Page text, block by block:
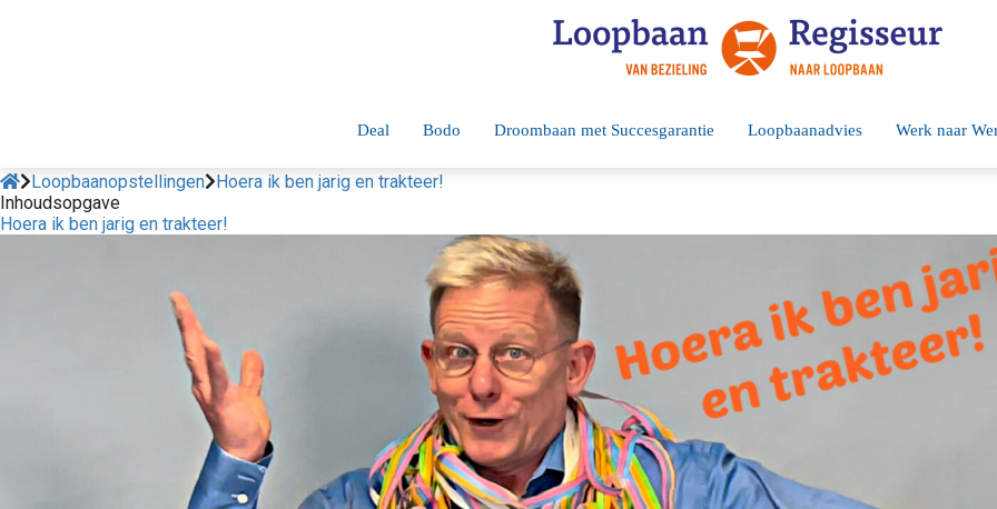
Deal Bodo Droombaan met Succesgarantie Loopbaanadvies Werk naar
Loopbaanopstellingen Hoera ik ben jarig en trakteer!
Inhoudsopgave
Hoera ik ben jarig en trakteer!